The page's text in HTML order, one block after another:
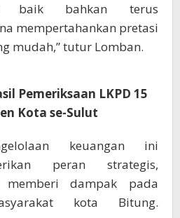
baik bahkan terus
mempertahankan pretasi
mudah,” tutur Lomban.
Pemeriksaan LKPD 15
Kota se-Sulut
keuangan ini
peran strategis,
dampak pada
kota Bitung.